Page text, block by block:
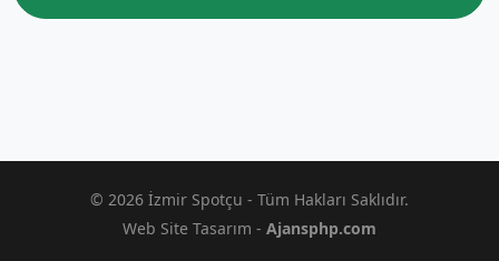
© 2026 İzmir Spotçu - Tüm Hakları Saklıdır.
Web Site Tasarım - Ajansphp.com